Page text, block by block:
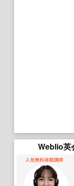
Weblio英